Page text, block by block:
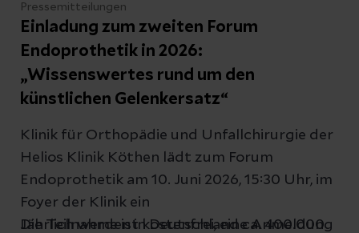
Pressemitteilungen
Einladung zum zweiten Forum
Endoprothetik in 2026:
„Wissenswertes rund um den
künstlichen Gelenkersatz“
Klinik für Orthopädie und Unfallchirurgie der
Helios Klinik Köthen lädt zum Forum
Endoprothetik am 10. Juni 2026, 15:30 Uhr, im
Foyer der Klinik ein
Die Teilnahme ist kostenfrei, eine Anmeldung
Jährlich werden in Deutschland ca. 400.000